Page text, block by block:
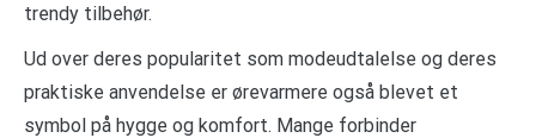
trendy tilbehør.
Ud over deres popularitet som modeudtalelse og deres
praktiske anvendelse er ørevarmere også blevet et
symbol på hygge og komfort. Mange forbinder